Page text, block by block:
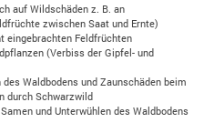
auf Wildschäden z. B. an
zwischen Saat und Ernte)
eingebrachten Feldfrüchten
(Verbiss der Gipfel- und
Waldbodens und Zaunschäden beim
durch Schwarzwild
und Unterwühlen des Waldbodens